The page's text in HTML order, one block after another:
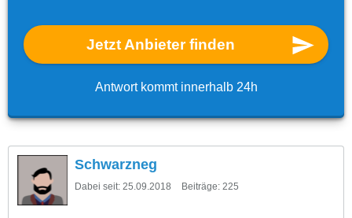
Jetzt Anbieter finden
Antwort kommt innerhalb 24h
Schwarzneg
Dabei seit: 25.09.2018 Beiträge: 225